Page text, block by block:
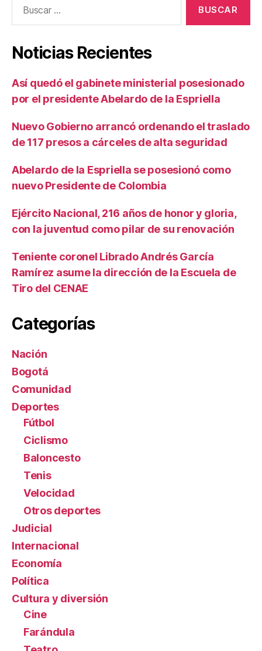
Noticias Recientes
Así quedó el gabinete ministerial posesionado
por el presidente Abelardo de la Espriella
Nuevo Gobierno arrancó ordenando el traslado
de 117 presos a cárceles de alta seguridad
Abelardo de la Espriella se posesionó como
nuevo Presidente de Colombia
Ejército Nacional, 216 años de honor y gloria,
con la juventud como pilar de su renovación
Teniente coronel Librado Andrés García
Ramírez asume la dirección de la Escuela de
Tiro del CENAE
Categorías
Nación
Bogotá
Comunidad
Deportes
Fútbol
Ciclismo
Baloncesto
Tenis
Velocidad
Otros deportes
Judicial
Internacional
Economía
Política
Cultura y diversión
Cine
Farándula